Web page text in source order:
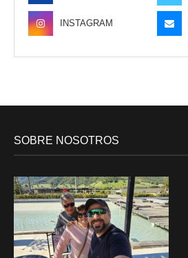
INSTAGRAM
SOBRE NOSOTROS